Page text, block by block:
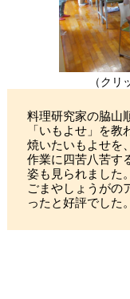
（クリ
料理研究家の脇山
「いもよせ」を教
焼いたいもよせを
作業に四苦八苦す
姿も見られました
ごまやしょうがの
ったと好評でした。